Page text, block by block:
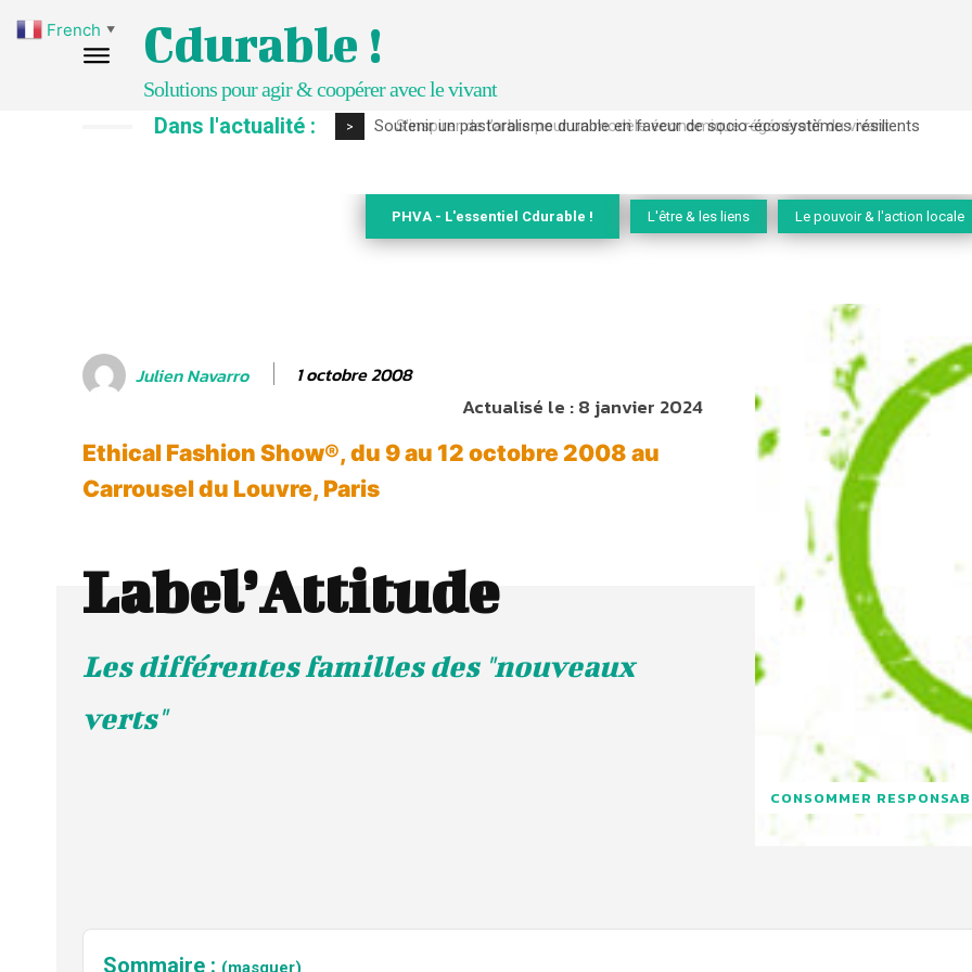
Cdurable !
Solutions pour agir & coopérer avec le vivant
Dans l'actualité : > S’inspirer de l’arbre pour un modèle économique régénératif du vivant …
PHVA - L'essentiel Cdurable ! L'être & les liens Le pouvoir & l'action locale
Julien Navarro 1 octobre 2008
Actualisé le :8 janvier 2024
Ethical Fashion Show®, du 9 au 12 octobre 2008 au
Carrousel du Louvre, Paris
Label’Attitude
Les différentes familles des "nouveaux
verts"
CONSOMMER
Sommaire : (masquer)
French ▼